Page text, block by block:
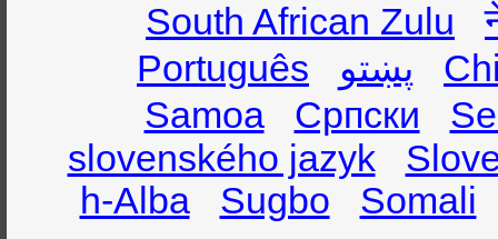
South African Zulu
Português
پښتو
Samoa
Српски
slovenského jazyk
h-Alba
Sugbo
Somali